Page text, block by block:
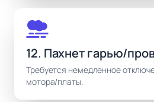
12. Пахнет гарью/
Требуется немедленное
мотора/платы.